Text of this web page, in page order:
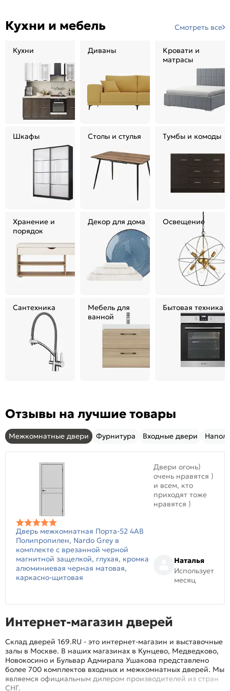
Кухни и мебель Смотреть все
Кухни Диваны
Кровати и
матрасы
Шкафы Столы и стулья Тумбы и комоды
Хранение и
порядок
Декор для дома Освещение
Сантехника
Мебель для
ванной
Бытовая техника
Отзывы на лучшие товары
Межкомнатные двери Фурнитура Входные двери
Дверь межкомнатная Порта-52 4AB
Полипропилен, Nardo Grey в
комплекте с врезанной черной
магнитной защелкой, глухая, кромка
алюминиевая черная матовая,
каркасно-щитовая
Двери огонь)
очень нравятся )
и всем, кто
приходят тоже
нравятся )
Наталья
Использует
месяц
Интернет-магазин дверей
Склад дверей 169.RU - это интернет-магазин и выставочные
залы в Москве. В наших магазинах в Кунцево, Медведково,
Новокосино и Бульвар Адмирала Ушакова представлено
более 700 комплектов входных и межкомнатных дверей. Мы
являемся официальным дилером производителей из стран
СНГ.